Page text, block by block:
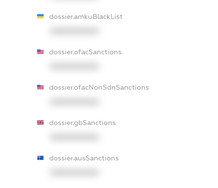
dossier.amkuBlackList
dossier.ofacSanctions
dossier.ofacNonSdnSanctions
dossier.gbSanctions
dossier.ausSanctions